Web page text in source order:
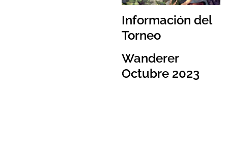
Información del
Torneo
Wanderer
Octubre 2023